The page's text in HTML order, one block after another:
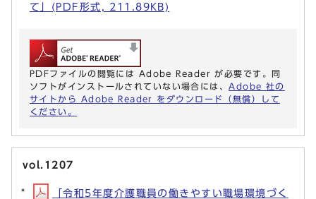
て」(PDF形式, 211.89KB)
PDFファイルの閲覧には Adobe Reader が必要です。同
ソフトがインストールされていない場合には、 Adobe 社の
サイトから Adobe Reader をダウンロード（無償）して
ください。
vol.1207
「令和5年度介護職員の働きやすい職場環境づく